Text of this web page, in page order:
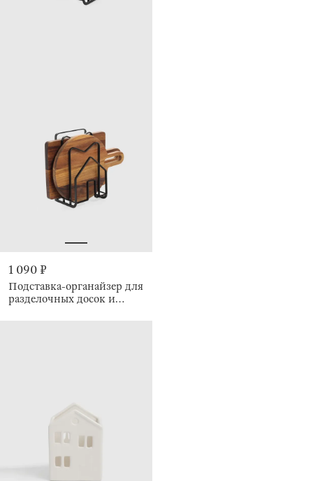
1 090 ₽
Подставка-органайзер для
разделочных досок и